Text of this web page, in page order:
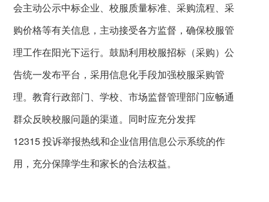
会主动公示中标企业、校服质量标准、采购流程、采
购价格等有关信息，主动接受各方监督，确保校服管
理工作在阳光下运行。鼓励利用校服招标（采购）公
告统一发布平台，采用信息化手段加强校服采购管
理。教育行政部门、学校、市场监督管理部门应畅通
群众反映校服问题的渠道。同时应充分发挥
12315投诉举报热线和企业信用信息公示系统的作
用，充分保障学生和家长的合法权益。